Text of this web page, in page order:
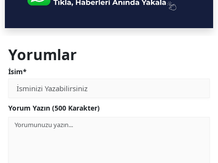
Yorumlar
İsim*
Yorum Yazın (500 Karakter)